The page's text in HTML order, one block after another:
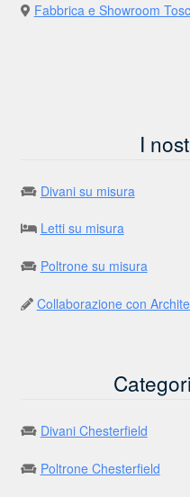
Fabbrica e Showroom
I
Divani su misura
Letti su misura
Poltrone su misura
Collaborazione con
Divani Chesterfield
Poltrone Chesterfield